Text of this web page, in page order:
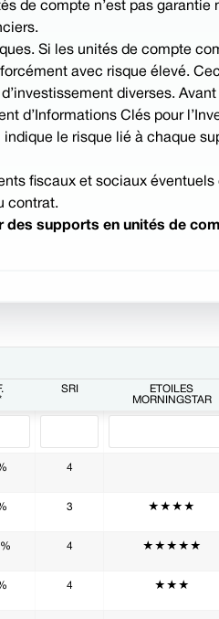
de compte n’est pas garantie
Si les unités de compte
avec risque élevé.
diverses. Avant
d’Informations Clés pour
le risque lié à chaque
fiscaux et sociaux éventuels
contrat.
supports en unités de
SRI
ÉTOILES
MORNINGSTAR
4
3 ★★★★
4 ★★★★★
4 ★★★